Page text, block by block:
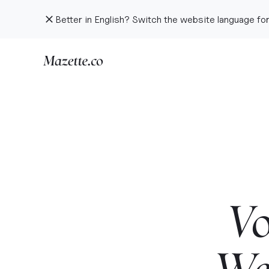
Better in English? Switch the website language